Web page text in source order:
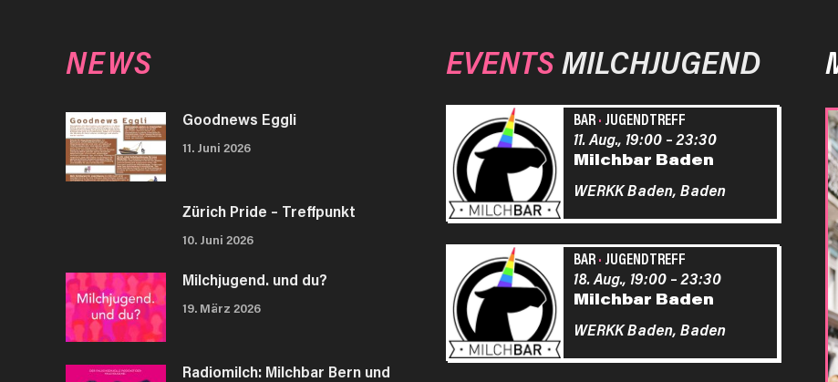
NEWS
Goodnews Eggli
11. Juni 2026
Zürich Pride – Treffpunkt
10. Juni 2026
Milchjugend. und du?
19. März 2026
Radiomilch: Milchbar Bern und
EVENTSMILCHJUGEND
BAR· JUGENDTREFF
Milchbar Baden
11. Aug., 19:00 –23:30
WERKK Baden,Baden
BAR· JUGENDTREFF
Milchbar Baden
18. Aug., 19:00 –23:30
WERKK Baden,Baden